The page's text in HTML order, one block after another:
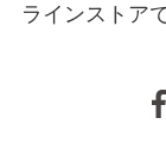
ラインストア